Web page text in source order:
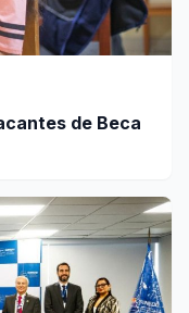
de Beca